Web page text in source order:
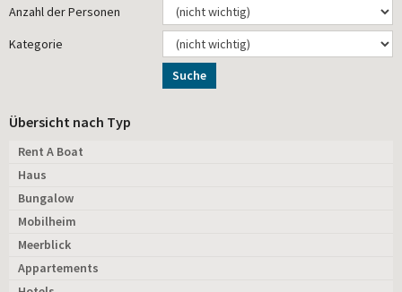
Anzahl der Personen
Kategorie
Suche
Übersicht nach Typ
Rent A Boat
Haus
Bungalow
Mobilheim
Meerblick
Appartements